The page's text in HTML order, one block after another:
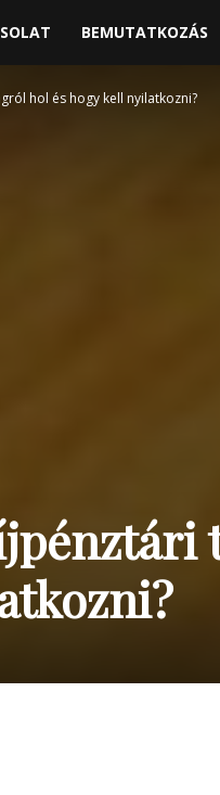
BEMUTATKOZÁS
hol és hogy kell nyilatkozni?